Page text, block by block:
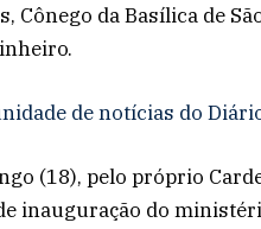
Cônego da Basílica de
de notícias do
(18), pelo próprio
inauguração do